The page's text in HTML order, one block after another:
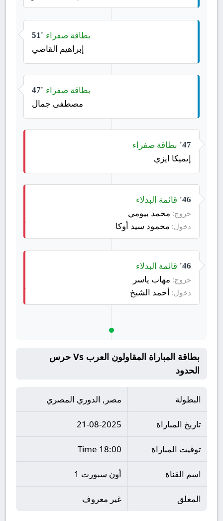
51' بطاقة صفراء
إبراهيم القاضي
47' بطاقة صفراء
مصطفى جمال
47' بطاقة صفراء
إيميكا ايزي
46' قائمة البدلاء
خروج: محمد بيومي
دخول: محمود سيد أوكا
46' قائمة البدلاء
خروج: مهاب ياسر
دخول: أحمد الشيخ
بطاقة المباراة المقاولون العرب Vs حرس
الحدود
البطولة مصر, الدوري المصري
تاريخ المباراة 21-08-2025
توقيت المباراة 18:00 Time
اسم القناة أون سبورت 1
المعلق غير معروف